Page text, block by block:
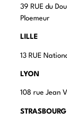
39 RUE du
Ploemeur
LILLE
13 RUE
LYON
108 rue Jean
STRASBOURG